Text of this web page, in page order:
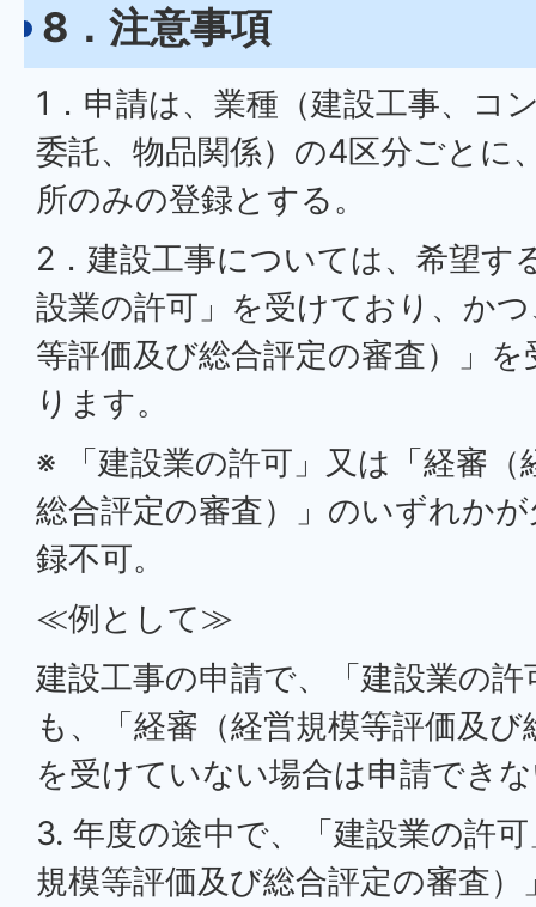
8．注意事項
1．申請は、業種（建設工事、コ
委託、物品関係）の4区分ごとに
所のみの登録とする。
2．建設工事については、希望す
設業の許可」を受けており、か
等評価及び総合評定の審査）」
ります。
※ 「建設業の許可」又は「経審（
総合評定の審査）」のいずれか
録不可。
≪例として≫
建設工事の申請で、「建設業の
も、「経審（経営規模等評価及
を受けていない場合は申請でき
3. 年度の途中で、「建設業の許
規模等評価及び総合評定の審査